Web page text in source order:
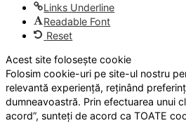
Links Underline
Readable Font
Reset
Acest site folosește cookie
Folosim cookie-uri pe site-ul nostru
relevantă experiență, reținând
dumneavoastră. Prin efectuarea unui
acord”, sunteți de acord ca TOATE